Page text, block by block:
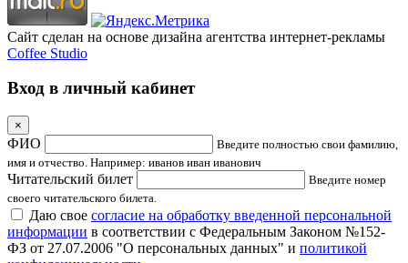
Сайт сделан на основе дизайна агентства интернет-рекламы
Coffee Studio
Вход в личный кабинет
×
ФИО
Введите полностью свои фамилию,
имя и отчество. Например: иванов иван иванович
Читательский билет
Введите номер
своего читательского билета.
Даю свое согласие на обработку введенной персональной
информации в соответствии с Федеральным Законом №152-
ФЗ от 27.07.2006 "О персональных данных" и политикой